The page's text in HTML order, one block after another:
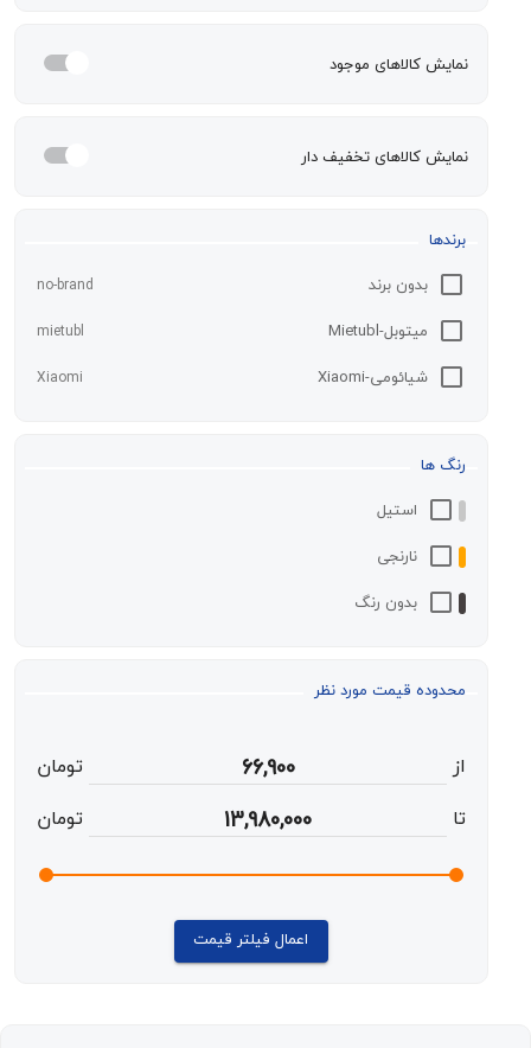
کالاهای موجود
کالاهای تخفیف دار
بدون برند
میتوبل-Mietubl
شیائومی-Xiaomi
استیل
نارنجی
بدون رنگ
قیمت مورد نظر
13,980,000
اعمال فیلتر قیمت